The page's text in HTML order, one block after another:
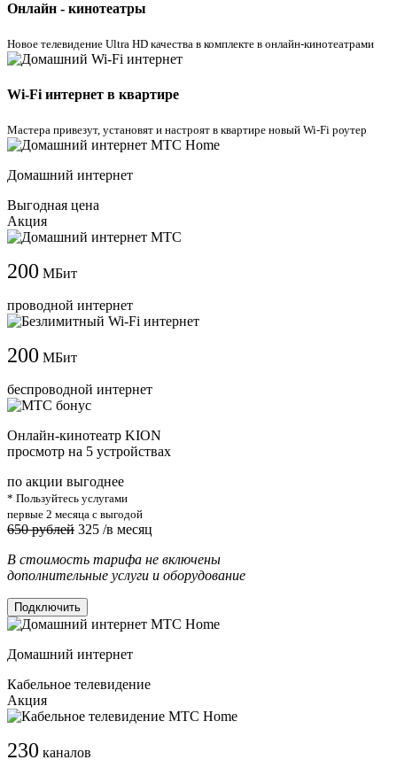
Онлайн - кинотеатры
Новое телевидение Ultra HD качества в комплекте в онлайн-кинотеатрами
Wi-Fi интернет в квартире
Мастера привезут, установят и настроят в квартире новый Wi-Fi роутер
Домашний интернет
Выгодная цена
Акция
200 МБит
проводной интернет
200 МБит
беспроводной интернет
Онлайн-кинотеатр KION
просмотр на 5 устройствах
по акции выгоднее
* Пользуйтесь услугами
первые 2 месяца с выгодой
650 рублей 325 /в месяц
В стоимость тарифа не включены
дополнительные услуги и оборудование
Подключить
Домашний интернет
Кабельное телевидение
Акция
230 каналов